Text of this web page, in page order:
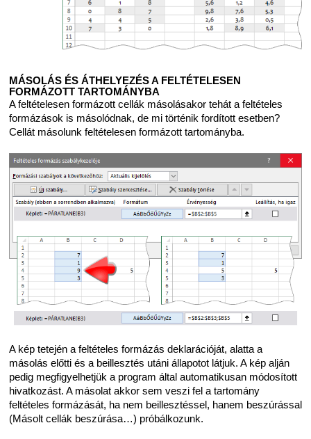
MÁSOLÁS ÉS ÁTHELYEZÉS A FELTÉTELESEN
FORMÁZOTT TARTOMÁNYBA
A feltételesen formázott cellák másolásakor tehát a feltételes
formázások is másolódnak, de mi történik fordított esetben?
Cellát másolunk feltételesen formázott tartományba.
A kép tetején a feltételes formázás deklarációját, alatta a
másolás előtti és a beillesztés utáni állapotot látjuk. A kép alján
pedig megfigyelhetjük a program által automatikusan módosított
hivatkozást. A másolat akkor sem veszi fel a tartomány
feltételes formázását, ha nem beillesztéssel, hanem beszúrással
(Másolt cellák beszúrása…) próbálkozunk.